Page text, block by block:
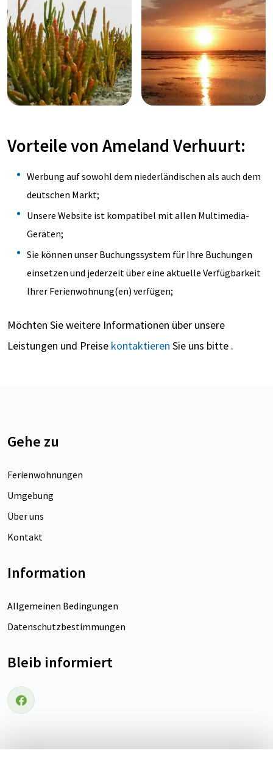
Vorteile von Ameland Verhuurt:
Werbung auf sowohl dem niederländischen als auch dem
deutschen Markt;
Unsere Website ist kompatibel mit allen Multimedia-
Geräten;
Sie können unser Buchungssystem für Ihre Buchungen
einsetzen und jederzeit über eine aktuelle Verfügbarkeit
Ihrer Ferienwohnung(en) verfügen;
Möchten Sie weitere Informationen über unsere
Leistungen und Preise kontaktieren Sie uns bitte .
Gehe zu
Ferienwohnungen
Umgebung
Über uns
Kontakt
Information
Allgemeinen Bedingungen
Datenschutzbestimmungen
Bleib informiert
Folgen Sie uns auf Facebook